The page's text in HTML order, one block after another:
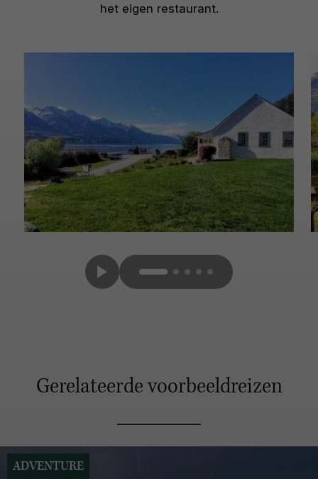
het eigen restaurant.
Gerelateerde voorbeeldreizen
ADVENTURE